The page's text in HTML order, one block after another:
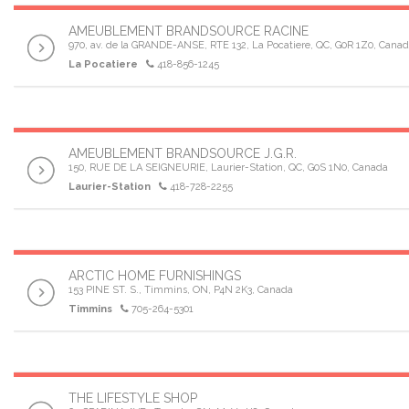
AMEUBLEMENT BRANDSOURCE RACINE
970, av. de la GRANDE-ANSE, RTE 132, La Pocatiere, QC, G0R 1Z0,
La Pocatiere
418-856-1245
AMEUBLEMENT BRANDSOURCE J.G.R.
150, RUE DE LA SEIGNEURIE, Laurier-Station, QC, G0S 1N0, Canada
Laurier-Station
418-728-2255
ARCTIC HOME FURNISHINGS
153 PINE ST. S., Timmins, ON, P4N 2K3, Canada
Timmins
705-264-5301
THE LIFESTYLE SHOP